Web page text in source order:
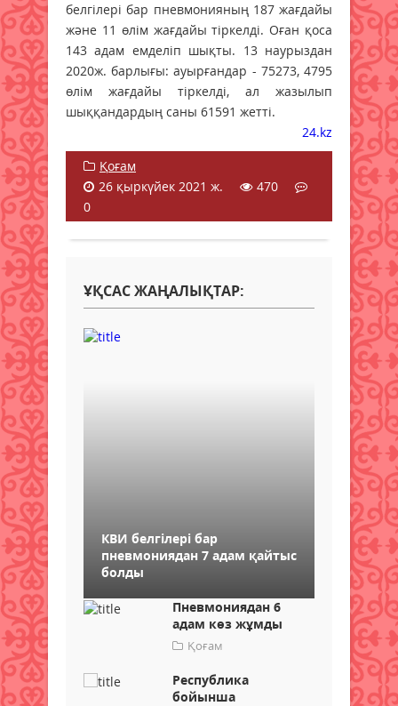
белгілері бар пневмонияның 187 жағдайы
және 11 өлім жағдайы тіркелді. Оған қоса
143 адам емделіп шықты. 13 наурыздан
2020ж. барлығы: ауырғандар - 75273, 4795
өлім жағдайы тіркелді, ал жазылып
шыққандардың саны 61591 жетті.
24.kz
Қоғам
26 қыркүйек 2021 ж.
470
0
ҰҚСАС ЖАҢАЛЫҚТАР:
КВИ белгілері бар
пневмониядан 7 адам қайтыс
болды
Пневмониядан 6
адам көз жұмды
Қоғам
Республика
бойынша